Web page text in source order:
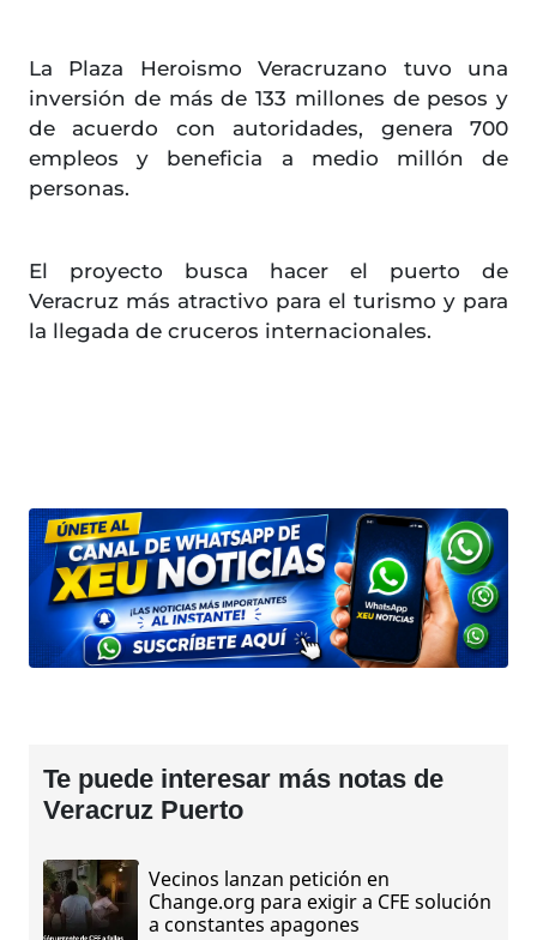
La Plaza Heroismo Veracruzano tuvo una
inversión de más de 133 millones de pesos y
de acuerdo con autoridades, genera 700
empleos y beneficia a medio millón de
personas.
El proyecto busca hacer el puerto de
Veracruz más atractivo para el turismo y para
la llegada de cruceros internacionales.
Te puede interesar más notas de
Veracruz Puerto
Vecinos lanzan petición en
Change.org para exigir a CFE solución
a constantes apagones